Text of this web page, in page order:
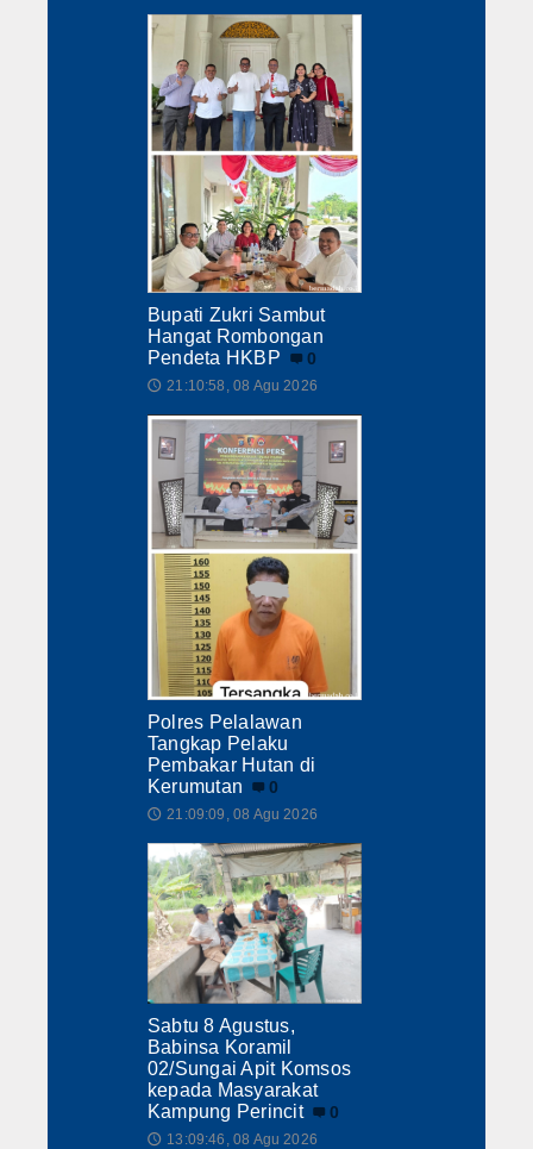
Bupati Zukri Sambut
Hangat Rombongan
Pendeta HKBP
0
🕔 21:10:58, 08 Agu 2026
Polres Pelalawan
Tangkap Pelaku
Pembakar Hutan di
Kerumutan
0
🕔 21:09:09, 08 Agu 2026
Sabtu 8 Agustus,
Babinsa Koramil
02/Sungai Apit Komsos
kepada Masyarakat
Kampung Perincit
0
🕔 13:09:46, 08 Agu 2026